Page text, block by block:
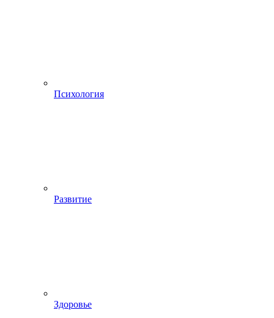
Психология
Развитие
Здоровье